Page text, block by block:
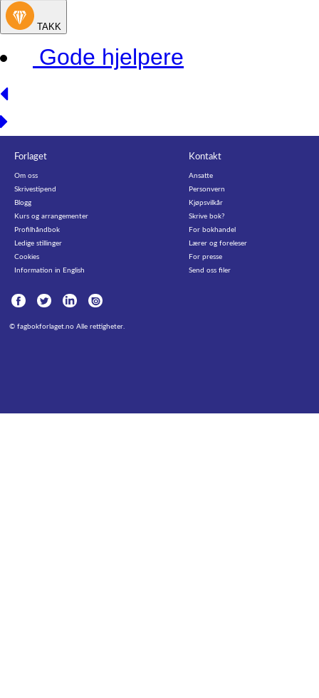
TAKK
Gode hjelpere
Forlaget
Om oss
Skrivestipend
Blogg
Kurs og arrangementer
Profilhåndbok
Ledige stillinger
Cookies
Information in English
Kontakt
Ansatte
Personvern
Kjøpsvilkår
Skrive bok?
For bokhandel
Lærer og foreleser
For presse
Send oss filer
© fagbokforlaget.no Alle rettigheter.